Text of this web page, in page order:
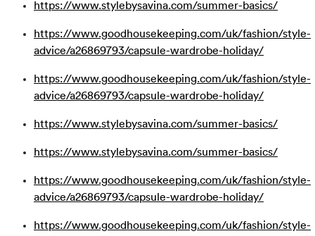
https://www.stylebysavina.com/summer-basics/
https://www.goodhousekeeping.com/uk/fashion/style-
advice/a26869793/capsule-wardrobe-holiday/
https://www.goodhousekeeping.com/uk/fashion/style-
advice/a26869793/capsule-wardrobe-holiday/
https://www.stylebysavina.com/summer-basics/
https://www.stylebysavina.com/summer-basics/
https://www.goodhousekeeping.com/uk/fashion/style-
advice/a26869793/capsule-wardrobe-holiday/
https://www.goodhousekeeping.com/uk/fashion/style-